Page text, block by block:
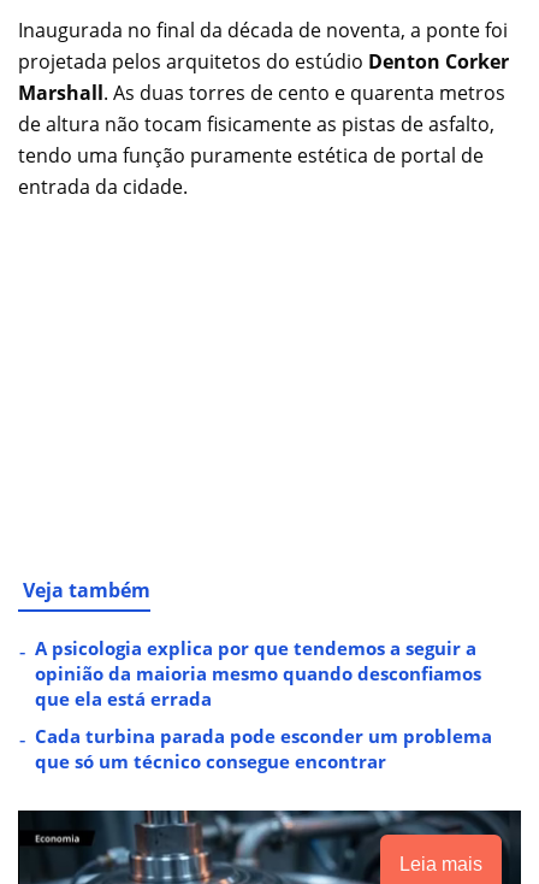
Inaugurada no final da década de noventa, a ponte foi
projetada pelos arquitetos do estúdio Denton Corker
Marshall. As duas torres de cento e quarenta metros
de altura não tocam fisicamente as pistas de asfalto,
tendo uma função puramente estética de portal de
entrada da cidade.
Veja também
A psicologia explica por que tendemos a seguir a
opinião da maioria mesmo quando desconfiamos
que ela está errada
Cada turbina parada pode esconder um problema
que só um técnico consegue encontrar
Leia mais